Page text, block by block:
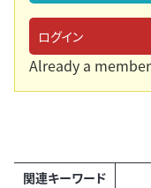
ログイン
Already a
関連キーワード